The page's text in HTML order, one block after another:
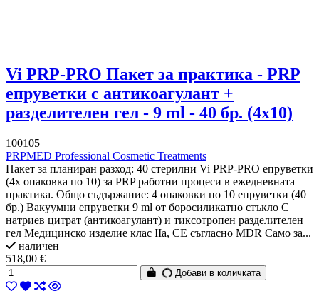
Vi PRP-PRO Пакет за практика - PRP
епруветки с антикоагулант +
разделителен гел - 9 ml - 40 бр. (4x10)
100105
PRPMED Professional Cosmetic Treatments
Пакет за планиран разход: 40 стерилни Vi PRP-PRO епруветки
(4x опаковка по 10) за PRP работни процеси в ежедневната
практика. Общо съдържание: 4 опаковки по 10 епруветки (40
бр.) Вакуумни епруветки 9 ml от боросиликатно стъкло С
натриев цитрат (антикоагулант) и тиксотропен разделителен
гел Медицинско изделие клас IIa, CE съгласно MDR Само за...
наличен
518,00 €
Добави в количката